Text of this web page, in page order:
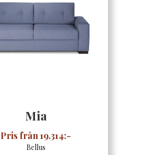
Mia
Pris från 19.314:-
Bellus